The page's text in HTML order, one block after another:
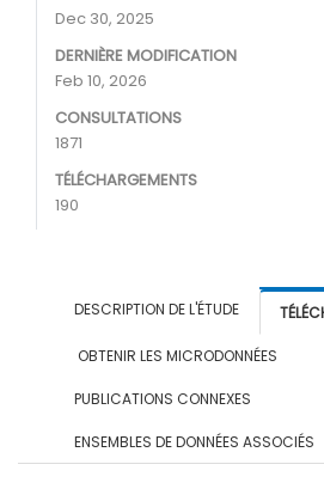
Dec 30, 2025
DERNIÈRE MODIFICATION
Feb 10, 2026
CONSULTATIONS
1871
TÉLÉCHARGEMENTS
190
DESCRIPTION DE L'ÉTUDE
OBTENIR LES MICRODONNÉES
PUBLICATIONS CONNEXES
ENSEMBLES DE DONNÉES ASSOCIÉS